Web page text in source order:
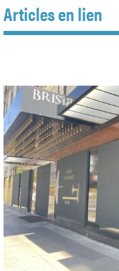
Articles en lien